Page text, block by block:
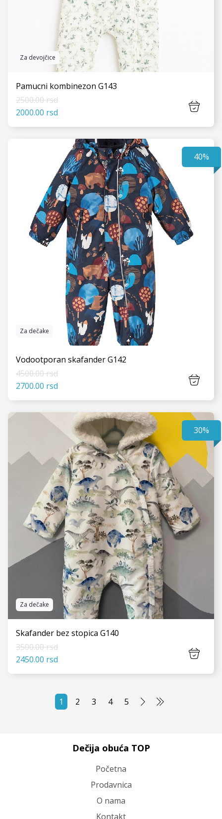
VIDI JOŠ
Za devojčice
Pamucni kombinezon G143
2500.00 rsd
2000.00 rsd
40%
VIDI JOŠ
Za dečake
Vodootporan skafander G142
4500.00 rsd
2700.00 rsd
30%
Za dečake
Skafander bez stopica G140
3500.00 rsd
2450.00 rsd
1 2 3 4 5
Dečija obuća TOP
Početna
Prodavnica
O nama
Kontakt